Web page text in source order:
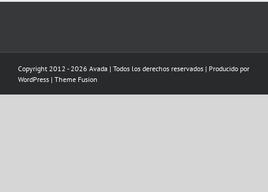
Copyright 2012 - 2026 Avada | Todos los derechos reservados | Producido por
WordPress | Theme Fusion